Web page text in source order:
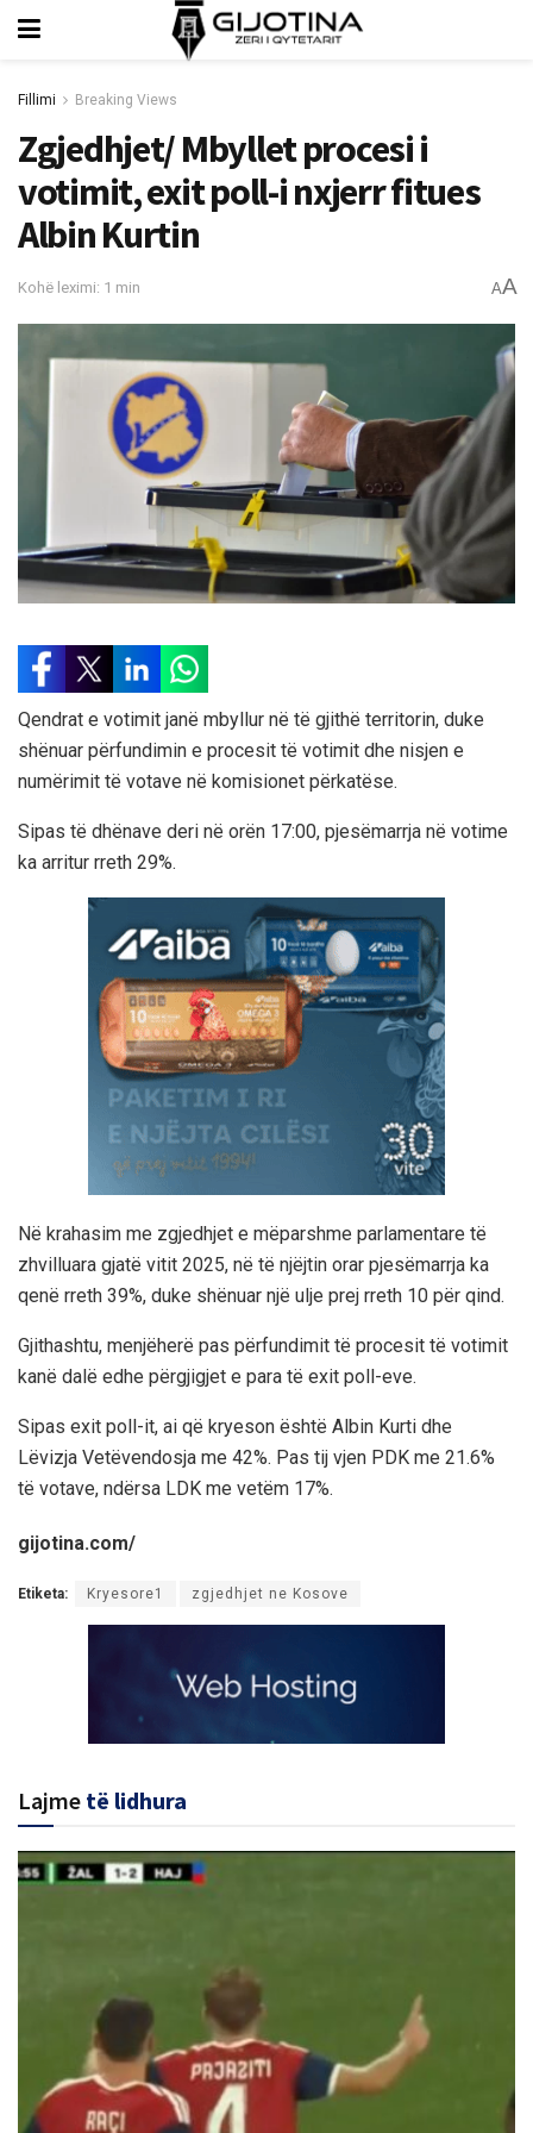
Fillimi Breaking Views
Zgjedhjet/ Mbyllet procesi i
votimit, exit poll-i nxjerr fitues
Albin Kurtin
Kohë leximi: 1 min AA
Qendrat e votimit janë mbyllur në të gjithë territorin, duke
shënuar përfundimin e procesit të votimit dhe nisjen e
numërimit të votave në komisionet përkatëse.
Sipas të dhënave deri në orën 17:00, pjesëmarrja në votime
ka arritur rreth 29%.
Në krahasim me zgjedhjet e mëparshme parlamentare të
zhvilluara gjatë vitit 2025, në të njëjtin orar pjesëmarrja ka
qenë rreth 39%, duke shënuar një ulje prej rreth 10 për qind.
Gjithashtu, menjëherë pas përfundimit të procesit të votimit
kanë dalë edhe përgjigjet e para të exit poll-eve.
Sipas exit poll-it, ai që kryeson është Albin Kurti dhe
Lëvizja Vetëvendosja me 42%. Pas tij vjen PDK me 21.6%
të votave, ndërsa LDK me vetëm 17%.
gijotina.com/
Etiketa: Kryesore1 zgjedhjet ne Kosove
Lajme të lidhura